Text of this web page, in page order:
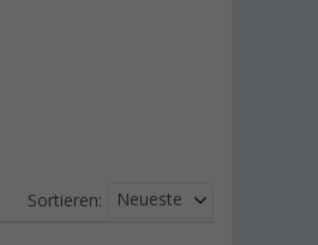
Sortieren: Neueste